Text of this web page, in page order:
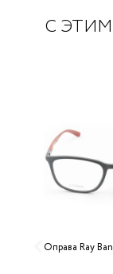
С
Оправа Ray